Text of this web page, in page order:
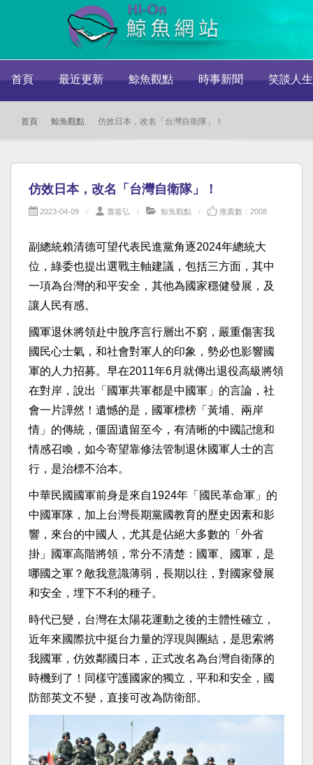
首頁 最近更新 鯨魚觀點 時事新聞 笑談人生
首頁 鯨魚觀點 仿效日本，改名「台灣自衛隊」！
仿效日本，改名「台灣自衛隊」！
2023-04-09 蕭嘉弘 鯨魚觀點 推薦數：2008
副總統賴清德可望代表民進黨角逐2024年總統大
位， 綠委也提出選戰主軸建議，包括三方面， 其中
一項為台灣的和平安全，其他為國家穩健發展，及
讓人民有感。
國軍退休將領赴中脫序言行層出不窮， 嚴重傷害我
國民心士氣，和社會對軍人的印象， 勢必也影響國
軍的人力招募。 早在2011年6月就傳出退役高級將領
在對岸，說出「 國軍共軍都是中國軍」的言論，社
會一片譁然！遺憾的是， 國軍標榜「黃埔、兩岸
情」的傳統，僵固遺留至今， 有清晰的中國記憶和
情感召喚， 如今寄望靠修法管制退休國軍人士的言
行，是治標不治本。
中華民國國軍前身是來自1924年「國民革命軍」 的
中國軍隊，加上台灣長期黨國教育的歷史因素和影
響， 來台的中國人，尤其是佔絕大多數的「外省
掛」國軍高階將領， 常分不清楚：國軍、國軍，是
哪國之軍？敵我意識薄弱，長期以往， 對國家發展
和安全，埋下不利的種子。
時代已變，台灣在太陽花運動之後的主體性確立，
近年來國際抗中挺台力量的浮現與團結，是思索將
我國軍， 仿效鄰國日本，正式改名為台灣自衛隊的
時機到了！ 同樣守護國家的獨立，平和和安全，國
防部英文不變， 直接可改為防衛部。